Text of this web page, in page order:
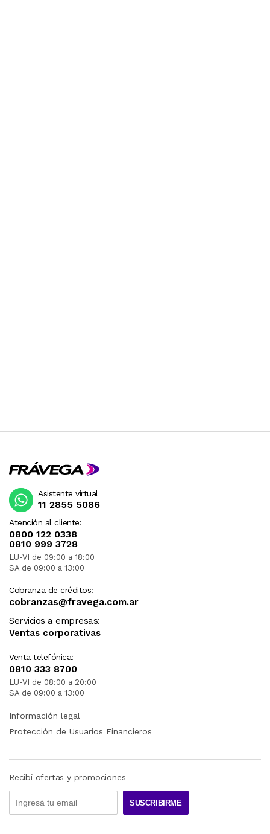
Atención al cliente:
0800 122 0338
0810 999 3728
LU-VI de 09:00 a 18:00
SA de 09:00 a 13:00
Cobranza de créditos:
cobranzas@fravega.com.ar
Servicios a empresas:
Ventas corporativas
Venta telefónica:
0810 333 8700
LU-VI de 08:00 a 20:00
SA de 09:00 a 13:00
Asistente virtual
11 2855 5086
Información legal
Protección de Usuarios Financieros
Recibí ofertas y promociones
SUSCRIBIRME